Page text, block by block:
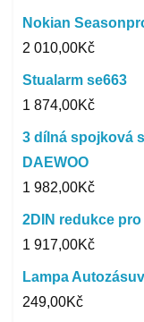
Nokian
2 010,00Kč
Stualarm se663
1 874,00Kč
3 dílná spojková
DAEWOO
1 982,00Kč
2DIN redukce
1 917,00Kč
Lampa
249,00Kč